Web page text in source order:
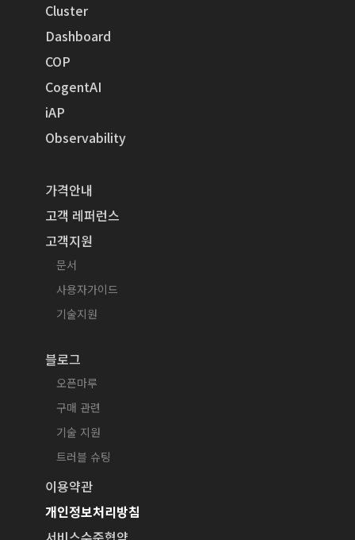
Cluster
Dashboard
COP
CogentAI
iAP
Observability
가격안내
고객 레퍼런스
고객지원
문서
사용자가이드
기술지원
블로그
오픈마루
구매 관련
기술 지원
트러블 슈팅
이용약관
개인정보처리방침